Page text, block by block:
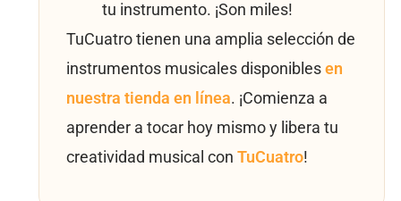
tu instrumento. ¡Son miles!
TuCuatro tienen una amplia selección de
instrumentos musicales disponibles en
nuestra tienda en línea. ¡Comienza a
aprender a tocar hoy mismo y libera tu
creatividad musical con TuCuatro!